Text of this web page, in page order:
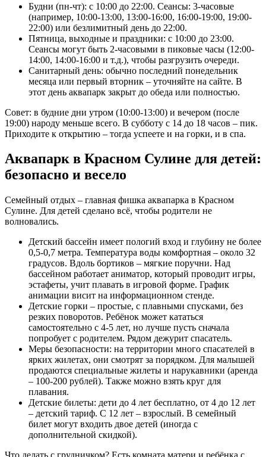
Будни (пн-чт): с 10:00 до 22:00. Сеансы: 3-часовые
(например, 10:00-13:00, 13:00-16:00, 16:00-19:00, 19:00-
22:00) или безлимитный день до 22:00.
Пятница, выходные и праздники: с 10:00 до 23:00.
Сеансы могут быть 2-часовыми в пиковые часы (12:00-
14:00, 14:00-16:00 и т.д.), чтобы разгрузить очереди.
Санитарный день: обычно последний понедельник
месяца или первый вторник – уточняйте на сайте. В
этот день аквапарк закрыт до обеда или полностью.
Совет: в будние дни утром (10:00-13:00) и вечером (после
19:00) народу меньше всего. В субботу с 14 до 18 часов – пик.
Приходите к открытию – тогда успеете и на горки, и в спа.
Аквапарк в Красном Сулине для детей:
безопасно и весело
Семейный отдых – главная фишка аквапарка в Красном
Сулине. Для детей сделано всё, чтобы родители не
волновались.
Детский бассейн имеет пологий вход и глубину не более
0,5-0,7 метра. Температура воды комфортная – около 32
градусов. Вдоль бортиков – мягкие поручни. Над
бассейном работает аниматор, который проводит игры,
эстафеты, учит плавать в игровой форме. График
анимации висит на информационном стенде.
Детские горки – простые, с плавными спусками, без
резких поворотов. Ребёнок может кататься
самостоятельно с 4-5 лет, но лучше пусть сначала
попробует с родителем. Рядом дежурит спасатель.
Меры безопасности: на территории много спасателей в
ярких жилетах, они смотрят за порядком. Для малышей
продаются специальные жилеты и нарукавники (аренда
– 100-200 рублей). Также можно взять круг для
плавания.
Детские билеты: дети до 4 лет бесплатно, от 4 до 12 лет
– детский тариф. С 12 лет – взрослый. В семейный
билет могут входить двое детей (иногда с
дополнительной скидкой).